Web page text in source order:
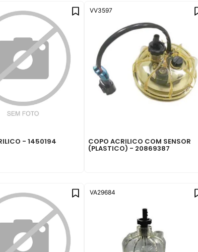
- 1450194 COPO ACRILICO COM SENSOR
(PLASTICO) - 20869387
VV3597
VA29684